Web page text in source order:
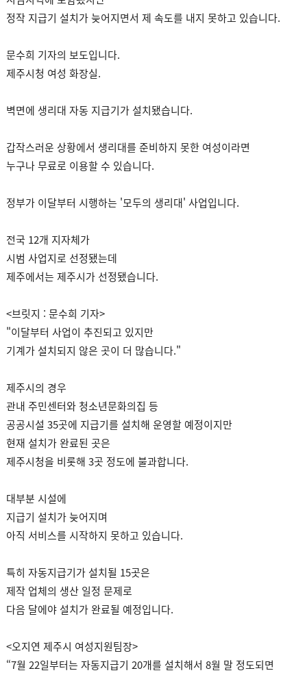
정작 지급기 설치가 늦어지면서 제 속도를 내지 못하고 있습니다.
문수희 기자의 보도입니다.
제주시청 여성 화장실.
벽면에 생리대 자동 지급기가 설치됐습니다.
갑작스러운 상황에서 생리대를 준비하지 못한 여성이라면
누구나 무료로 이용할 수 있습니다.
정부가 이달부터 시행하는 '모두의 생리대' 사업입니다.
전국 12개 지자체가
시범 사업지로 선정됐는데
제주에서는 제주시가 선정됐습니다.
<브릿지 : 문수희 기자>
"이달부터 사업이 추진되고 있지만
기계가 설치되지 않은 곳이 더 많습니다."
제주시의 경우
관내 주민센터와 청소년문화의집 등
공공시설 35곳에 지급기를 설치해 운영할 예정이지만
현재 설치가 완료된 곳은
제주시청을 비롯해 3곳 정도에 불과합니다.
대부분 시설에
지급기 설치가 늦어지며
아직 서비스를 시작하지 못하고 있습니다.
특히 자동지급기가 설치될 15곳은
제작 업체의 생산 일정 문제로
다음 달에야 설치가 완료될 예정입니다.
<오지연 제주시 여성지원팀장>
“7월 22일부터는 자동지급기 20개를 설치해서 8월 말 정도되면